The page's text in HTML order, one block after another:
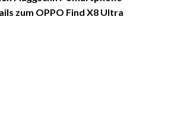
zum OPPO Find X8 Ultra